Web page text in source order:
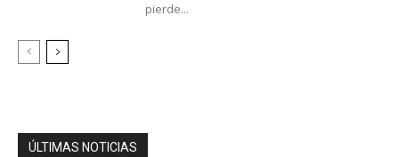
pierde...
ÚLTIMAS NOTICIAS